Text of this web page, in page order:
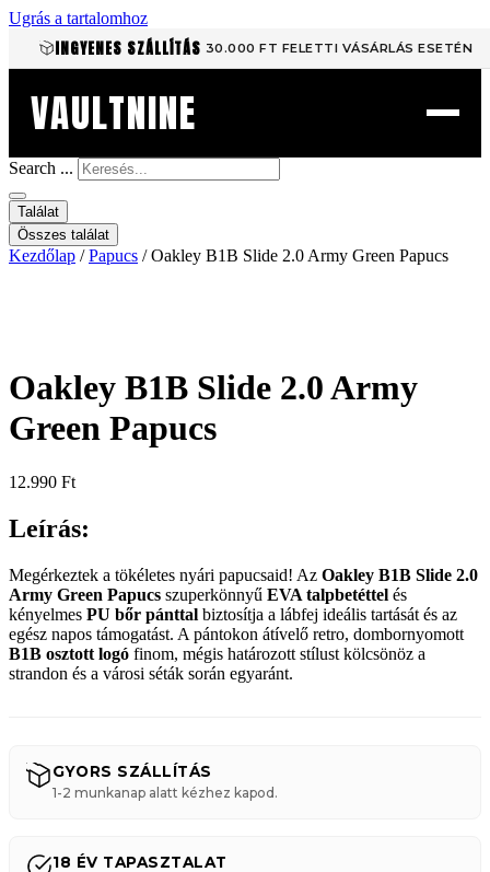
Ugrás a tartalomhoz
INGYENES SZÁLLÍTÁS 30.000 FT FELETTI VÁSÁRLÁS ESETÉN
VAULTNINE
Search ...
Találat
Összes találat
Kezdőlap /Papucs / Oakley B1B Slide 2.0 Army Green Papucs
Oakley B1B Slide 2.0 Army
Green Papucs
12.990 Ft
Leírás:
Megérkeztek a tökéletes nyári papucsaid! Az Oakley B1B Slide 2.0
Army Green Papucs szuperkönnyű EVA talpbetéttel és
kényelmes PU bőr pánttal biztosítja a lábfej ideális tartását és az
egész napos támogatást. A pántokon átívelő retro, dombornyomott
B1B osztott logó finom, mégis határozott stílust kölcsönöz a
strandon és a városi séták során egyaránt.
GYORS SZÁLLÍTÁS
1-2 munkanap alatt kézhez kapod.
18 ÉV TAPASZTALAT